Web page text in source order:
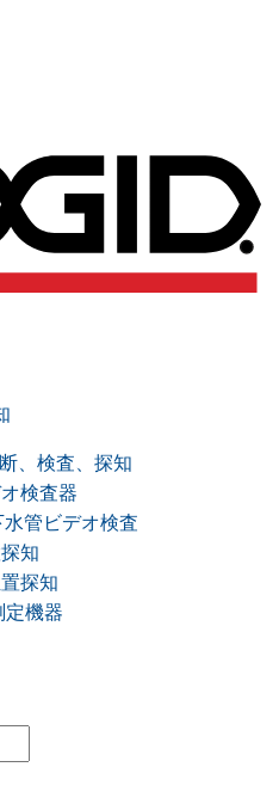
、検査、探知
検査器
管ビデオ検査
知
探知
定機器